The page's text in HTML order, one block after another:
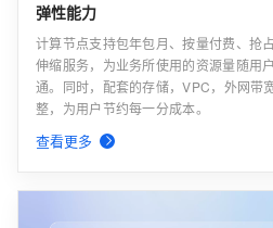
弹性能力
计算节点支持包年包月、按量付费、抢
伸缩服务，为业务所使用的资源量随用
通。同时，配套的存储，VPC，外网带
整，为用户节约每一分成本。
查看更多